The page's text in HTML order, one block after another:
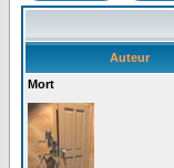
Auteur
Mort